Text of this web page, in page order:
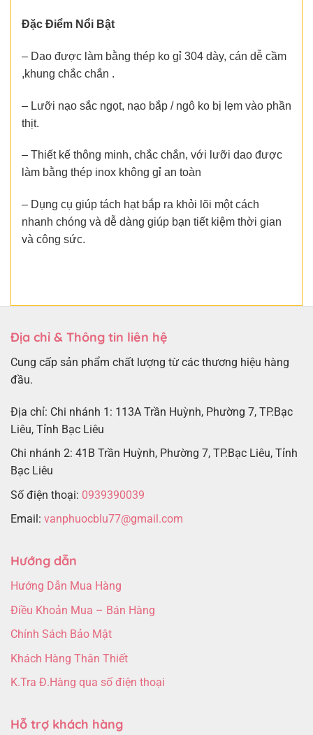
Đặc Điểm Nổi Bật
– Dao được làm bằng thép ko gỉ 304 dày, cán dễ cầm
,khung chắc chắn .
– Lưỡi nạo sắc ngọt, nạo bắp / ngô ko bị lẹm vào phần
thịt.
– Thiết kế thông minh, chắc chắn, với lưỡi dao được
làm bằng thép inox không gỉ an toàn
– Dụng cụ giúp tách hạt bắp ra khỏi lõi một cách
nhanh chóng và dễ dàng giúp bạn tiết kiệm thời gian
và công sức.
Địa chỉ & Thông tin liên hệ
Cung cấp sản phẩm chất lượng từ các thương hiệu hàng
đầu.
Địa chỉ: Chi nhánh 1: 113A Trần Huỳnh, Phường 7, TP.Bạc
Liêu, Tỉnh Bạc Liêu
Chi nhánh 2: 41B Trần Huỳnh, Phường 7, TP.Bạc Liêu, Tỉnh
Bạc Liêu
Số điện thoại: 0939390039
Email: vanphuocblu77@gmail.com
Hướng dẫn
Hướng Dẫn Mua Hàng
Điều Khoản Mua – Bán Hàng
Chính Sách Bảo Mật
Khách Hàng Thân Thiết
K.Tra Đ.Hàng qua số điện thoại
Hỗ trợ khách hàng